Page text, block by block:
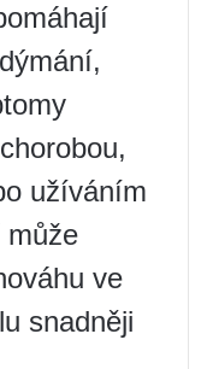
užíváním
může
ve
snadněji